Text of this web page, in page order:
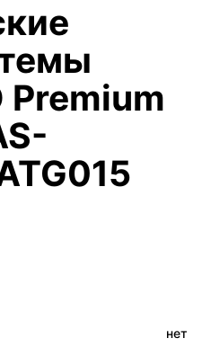
Premium
нет